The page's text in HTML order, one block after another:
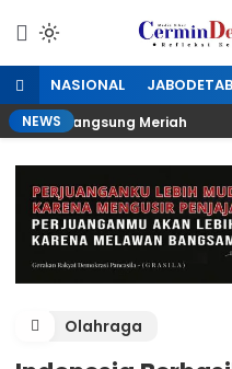
konten
Refleksi
NASIONAL
NEWS
Berlangsung Meriah
Olahraga